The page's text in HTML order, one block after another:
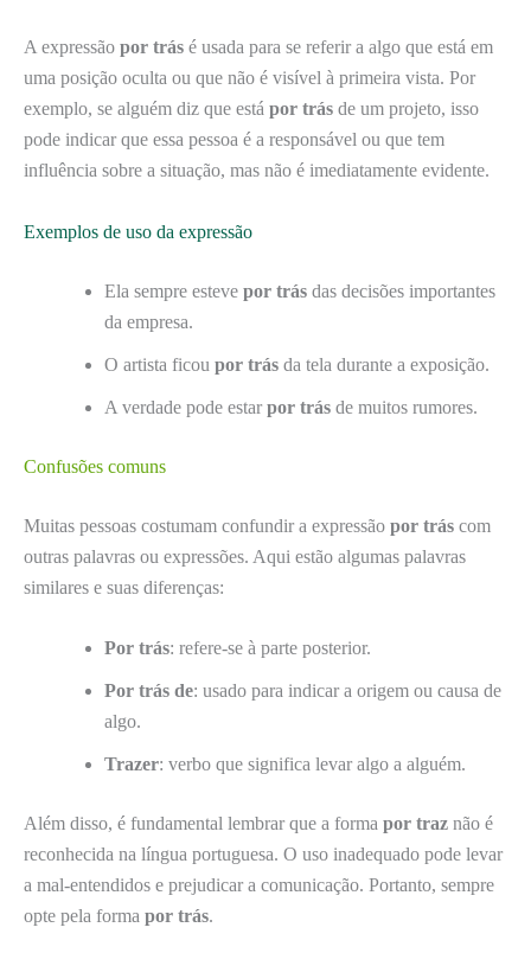
A expressão por trás é usada para se referir a algo que está em
uma posição oculta ou que não é visível à primeira vista. Por
exemplo, se alguém diz que está por trás de um projeto, isso
pode indicar que essa pessoa é a responsável ou que tem
influência sobre a situação, mas não é imediatamente evidente.
Exemplos de uso da expressão
Ela sempre esteve por trás das decisões importantes
da empresa.
O artista ficou por trás da tela durante a exposição.
A verdade pode estar por trás de muitos rumores.
Confusões comuns
Muitas pessoas costumam confundir a expressão por trás com
outras palavras ou expressões. Aqui estão algumas palavras
similares e suas diferenças:
Por trás: refere-se à parte posterior.
Por trás de: usado para indicar a origem ou causa de
algo.
Trazer: verbo que significa levar algo a alguém.
Além disso, é fundamental lembrar que a forma por traz não é
reconhecida na língua portuguesa. O uso inadequado pode levar
a mal-entendidos e prejudicar a comunicação. Portanto, sempre
opte pela forma por trás.